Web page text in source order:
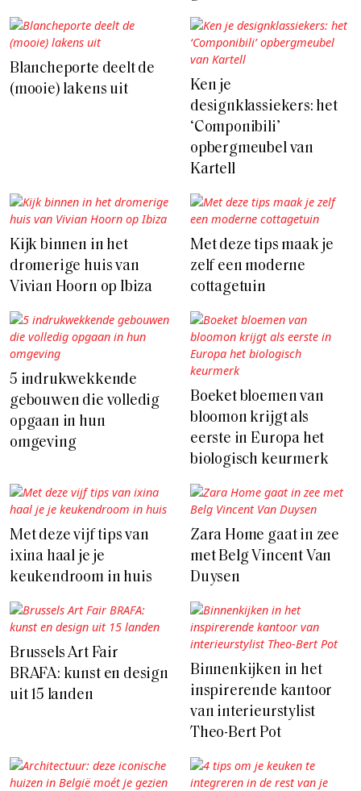
Blancheporte deelt de
(mooie) lakens uit
Ken je
designklassiekers: het
‘Componibili’
opbergmeubel van
Kartell
Kijk binnen in het
dromerige huis van
Vivian Hoorn op Ibiza
Met deze tips maak je
zelf een moderne
cottagetuin
5 indrukwekkende
gebouwen die volledig
opgaan in hun
omgeving
Boeket bloemen van
bloomon krijgt als
eerste in Europa het
biologisch keurmerk
Met deze vijf tips van
ixina haal je je
keukendroom in huis
Zara Home gaat in zee
met Belg Vincent Van
Duysen
Brussels Art Fair
BRAFA: kunst en design
uit 15 landen
Binnenkijken in het
inspirerende kantoor
van interieurstylist
Theo-Bert Pot